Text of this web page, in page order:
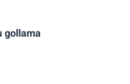
gollama